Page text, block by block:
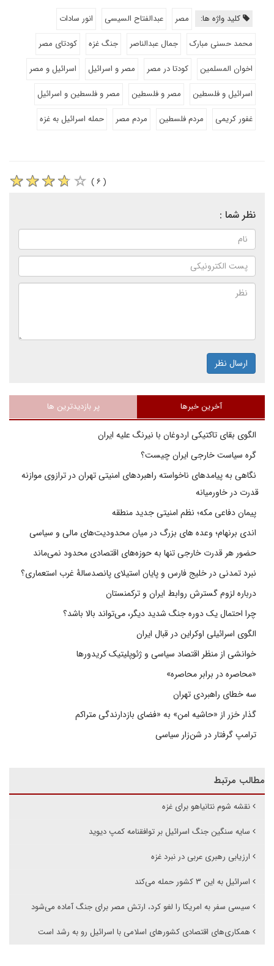
کلید واژه ها: مصر عبدالفتاح السیسی
انور سادات
محمد حسنی مبارک
جمال عبدالناصر جنگ غزه
کودتای مصر
اخوان المسلمین
کودتا در مصر مصر و اسرائیل
اسرائیل و مصر
اسرائیل و فلسطین
مصر و فلسطین
مصر و فلسطین و اسرائیل
غفور کریمی
مردم فلسطین مردم مصر حمله اسرائیل به غزه
( ۶ )
نظر شما :
ارسال نظر
آخرین خبرها پر بازدیدترین ها
الگوی بقای تاکتیکی اردوغان با نیرنگ علیه ایران
گره سیاست خارجی ایران چیست؟
نگاهی به پیامدهای ناخواسته راهبردهای امنیتی تهران در ترازوی موازنه
قدرت در خاورمیانه
پیمان دفاعی مکه؛ نظم امنیتی جدید منطقه
اندی برنهام؛ وعده های بزرگ در میان محدودیت‌های مالی و سیاسی
حضور هر قدرت خارجی تنها به حوزه‌های اقتصادی محدود نمی‌ماند
نبرد تمدنی در خلیج فارس و پایان استیلای پانصدسالۀ غرب استعماری؟
درباره لزوم گسترش روابط ایران و ترکمنستان
چرا احتمال یک دوره جنگ شدید دیگر، می‌تواند بالا باشد؟
الگوی اسرائیلی اوکراین در قبال ایران
خوانشی از منظر اقتصاد سیاسی و ژئوپلیتیک کریدورها
«محاصره در برابر محاصره»
سه خطای راهبردی تهران
گذار خزر از «حاشیه امن» به «فضای بازدارندگی متراکم
ترامپ گرفتار در شن‌زار سیاسی
مطالب مرتبط
نقشه شوم نتانیاهو برای غزه
سایه سنگین جنگ اسرائیل بر توافقنامه کمپ دیوید
ارزیابی رهبری عربی در نبرد غزه
اسرائیل به این ۳ کشور حمله می‌کند
سیسی سفر به امریکا را لغو کرد، ارتش مصر برای جنگ آماده می‌شود
همکاری‌های اقتصادی کشورهای اسلامی با اسرائیل رو به رشد است